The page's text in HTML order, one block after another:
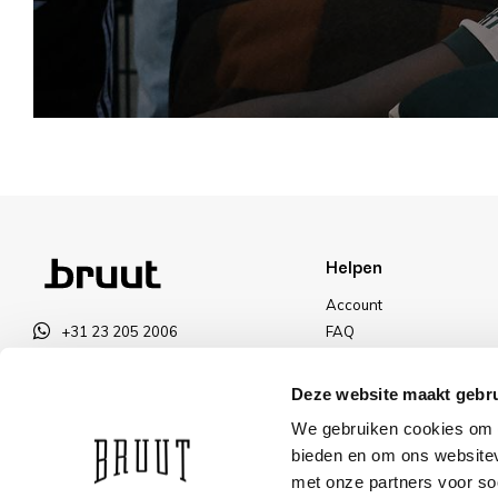
Deze website maakt
We gebruiken cookies
bieden en om ons
met onze partners voor
+31 23 205 2006
OPENINGSTIJDEN
Helpen
Account
FAQ
Betalen
Kortingen